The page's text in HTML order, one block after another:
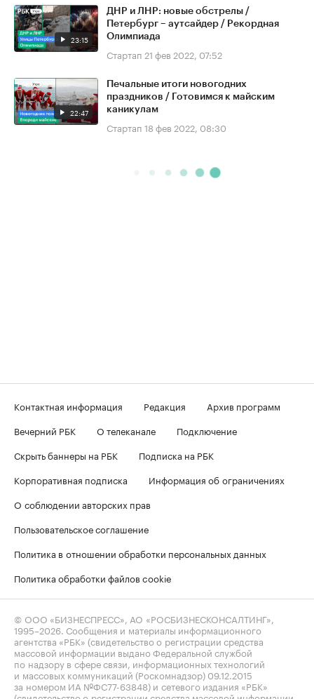
23:15
ДНР и ЛНР: новые обстрелы /
Петербург – аутсайдер / Рекордная
Олимпиада
Стартап 21 фев 2022, 07:52
22:47
Печальные итоги новогодних
праздников / Готовимся к майским
каникулам
Стартап 18 фев 2022, 08:30
Контактная информация Редакция
Архив программ
Вечерний РБК
О телеканале
Подключение
Скрыть баннеры на РБК
Подписка на РБК
Корпоративная подписка
Информация об ограничениях
О соблюдении авторских прав
Пользовательское соглашение
Политика в отношении обработки персональных данных
Политика обработки файлов cookie
© ООО «БИЗНЕСПРЕСС», АО «РОСБИЗНЕСКОНСАЛТИНГ»,
1995–2026 . Сообщения и материалы информационного
агентства «РБК» (свидетельство о регистрации средства
массовой информации выдано Федеральной службой
по надзору в сфере связи, информационных технологий
и массовых коммуникаций (Роскомнадзор) 09.12.2015
за номером ИА №ФС77-63848) и сетевого издания «РБК»